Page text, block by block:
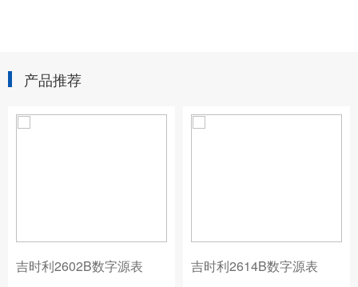
产品推荐
吉时利2602B数字源表 吉时利2614B数字源表